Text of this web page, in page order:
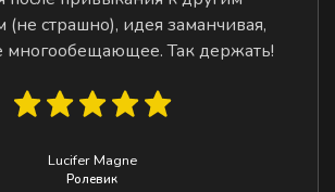
(не страшно), идея заманчивая,
многообещающее. Так держать!
Lucifer Magne
Ролевик